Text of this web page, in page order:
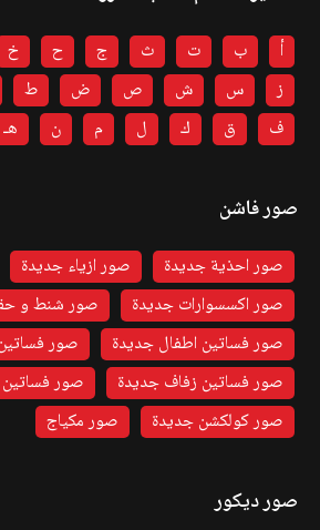
أ ب ت ث ج ح خ
ز
س ش ص ض ط
ف
ق ك ل م ن هـ
صور فاشن
صور احذية جديدة
صور ازياء جديدة
صور اكسسوارات جديدة
صور شنط و
صور فساتين اطفال جديدة
صور
صور فساتين زفاف جديدة
صور
صور كولكشن جديدة
صور مكياج
صور ديكور